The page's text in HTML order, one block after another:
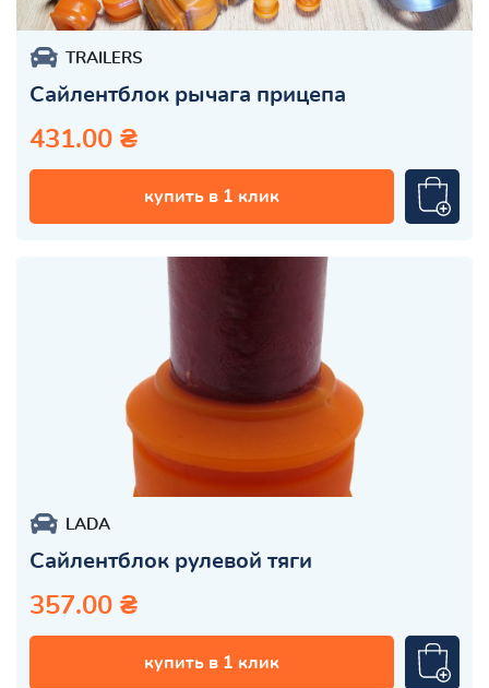
TRAILERS
Сайлентблок рычага прицепа
431.00 ₴
купить в 1 клик
LADA
Сайлентблок рулевой тяги
357.00 ₴
купить в 1 клик